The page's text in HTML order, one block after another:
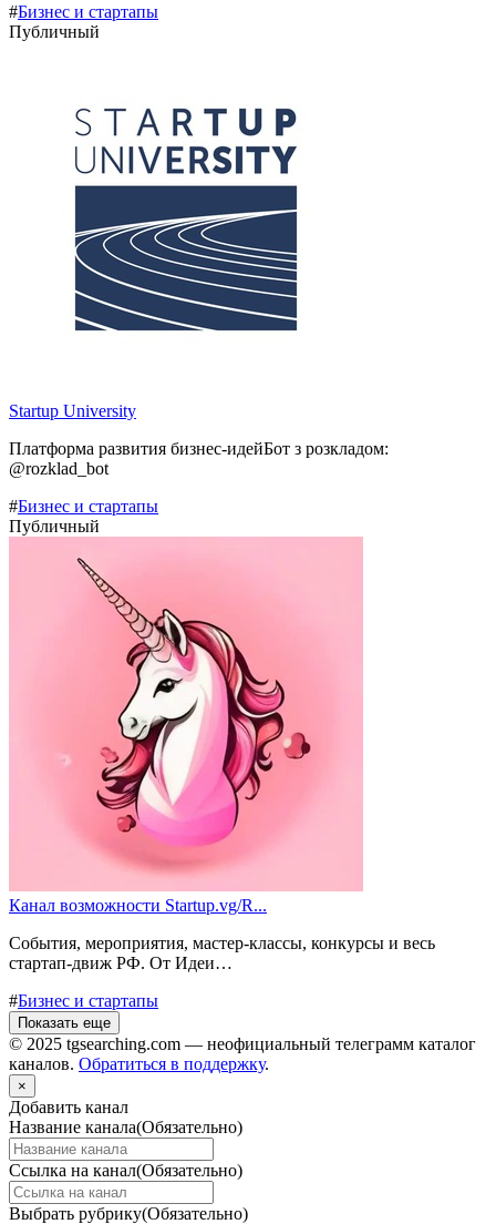
#Бизнес и стартапы
Публичный
Startup University
Платформа развития бизнес-идейБот з розкладом:
@rozklad_bot
#Бизнес и стартапы
Публичный
Канал возможности Startup.vg/R...
События, мероприятия, мастер-классы, конкурсы и весь
стартап-движ РФ. От Идеи…
#Бизнес и стартапы
Показать еще
© 2025 tgsearching.com — неофициальный телеграмм каталог
каналов. Обратиться в поддержку.
×
Добавить канал
Название канала(Обязательно)
Ссылка на канал(Обязательно)
Выбрать рубрику(Обязательно)